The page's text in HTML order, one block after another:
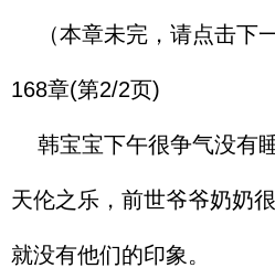
（本章未完，请点击下
168章(第2/2页)
韩宝宝下午很争气没有
天伦之乐，前世爷爷奶奶
就没有他们的印象。